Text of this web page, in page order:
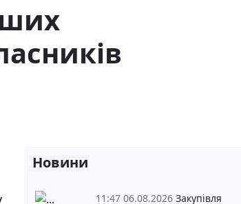
Новини
11:47 06.08.2026 Закупівля